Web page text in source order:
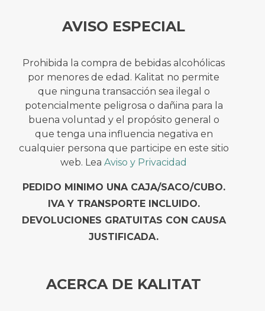
AVISO ESPECIAL
Prohibida la compra de bebidas alcohólicas
por menores de edad. Kalitat no permite
que ninguna transacción sea ilegal o
potencialmente peligrosa o dañina para la
buena voluntad y el propósito general o
que tenga una influencia negativa en
cualquier persona que participe en este sitio
web. Lea Aviso y Privacidad
PEDIDO MINIMO UNA CAJA/SACO/CUBO.
IVA Y TRANSPORTE INCLUIDO.
DEVOLUCIONES GRATUITAS CON CAUSA
JUSTIFICADA.
ACERCA DE KALITAT